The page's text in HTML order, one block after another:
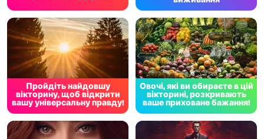
Пройдіть найдовшу
вікторину, щоб відкрити
вашу універсальну правду!
Овочі, які ви обираєте в цій
вікторині, розкривають
ваше приховане бажання!